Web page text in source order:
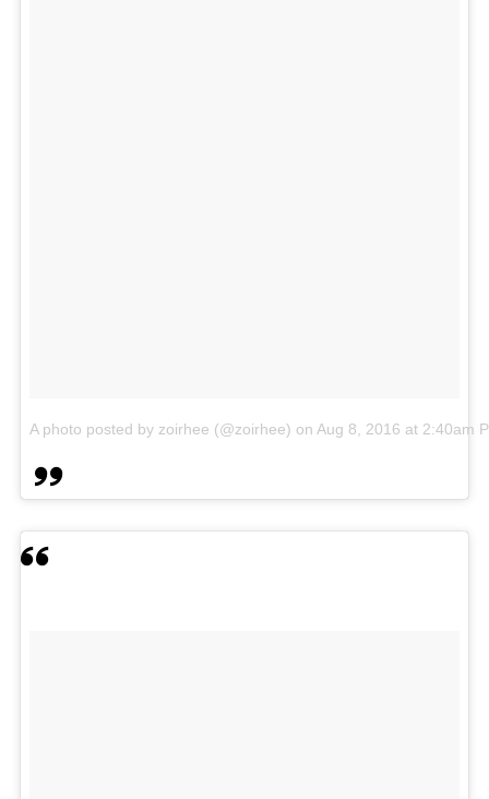
A photo posted by zoirhee (@zoirhee) on Aug 8, 2016 at 2:40am